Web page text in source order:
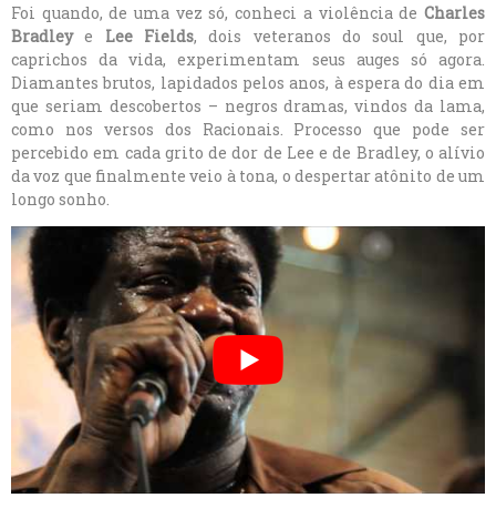
Foi quando, de uma vez só, conheci a violência de Charles
Bradleye Lee Fields, dois veteranos do soul que, por
caprichos da vida, experimentam seus auges só agora.
Diamantes brutos, lapidados pelos anos, à espera do dia em
que seriam descobertos – negros dramas, vindos da lama,
como nos versos dos Racionais. Processo que pode ser
percebido em cada grito de dor de Lee e de Bradley, o alívio
da voz que finalmente veio à tona, o despertar atônito de um
longo sonho.